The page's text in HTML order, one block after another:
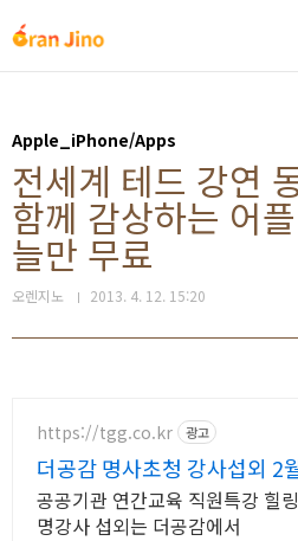
Apple_iPhone/Apps
전세계 테드 강연
함께 감상하는 어
늘만 무료
오렌지노 2013. 4. 12. 15:20
https://tgg.co.kr 광고
더공감 명사초청 강사섭외 2
이벤트 진행
공공기관 연간교육 직원특강 힐
명강사 섭외는 더공감에서